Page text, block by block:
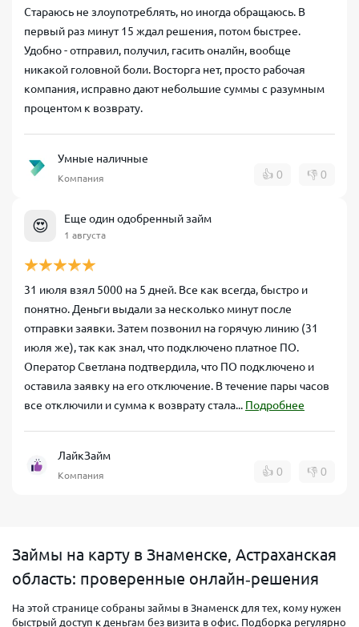
Стараюсь не злоупотреблять, но иногда обращаюсь. В
первый раз минут 15 ждал решения, потом быстрее.
Удобно - отправил, получил, гасить оналйн, вообще
никакой головной боли. Восторга нет, просто рабочая
компания, исправно дают небольшие суммы с разумным
процентом к возврату.
Умные наличные
Компания 👍 0 👎 0
😍 Еще один одобренный займ
1 августа
31 июля взял 5000 на 5 дней. Все как всегда, быстро и
понятно. Деньги выдали за несколько минут после
отправки заявки. Затем позвонил на горячую линию (31
июля же), так как знал, что подключено платное ПО.
Оператор Светлана подтвердила, что ПО подключено и
оставила заявку на его отключение. В течение пары часов
все отключили и сумма к возврату стала... Подробнее
ЛайкЗайм
Компания 👍 0 👎 0
Займы на карту в Знаменске, Астраханская
область: проверенные онлайн‑решения
На этой странице собраны займы в Знаменск для тех, кому нужен
быстрый доступ к деньгам без визита в офис. Подборка регулярно